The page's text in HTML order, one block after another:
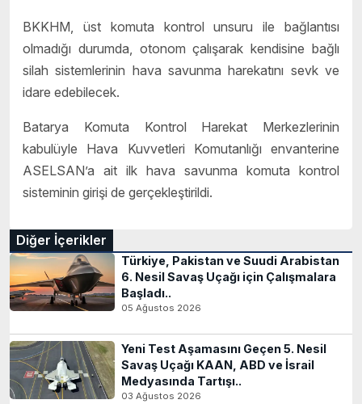
BKKHM, üst komuta kontrol unsuru ile bağlantısı
olmadığı durumda, otonom çalışarak kendisine bağlı
silah sistemlerinin hava savunma harekatını sevk ve
idare edebilecek.
Batarya Komuta Kontrol Harekat Merkezlerinin
kabulüyle Hava Kuvvetleri Komutanlığı envanterine
ASELSAN’a ait ilk hava savunma komuta kontrol
sisteminin girişi de gerçekleştirildi.
Diğer İçerikler
Türkiye, Pakistan ve Suudi Arabistan
6. Nesil Savaş Uçağı için Çalışmalara
Başladı..
05 Ağustos 2026
Yeni Test Aşamasını Geçen 5. Nesil
Savaş Uçağı KAAN, ABD ve İsrail
Medyasında Tartışı..
03 Ağustos 2026